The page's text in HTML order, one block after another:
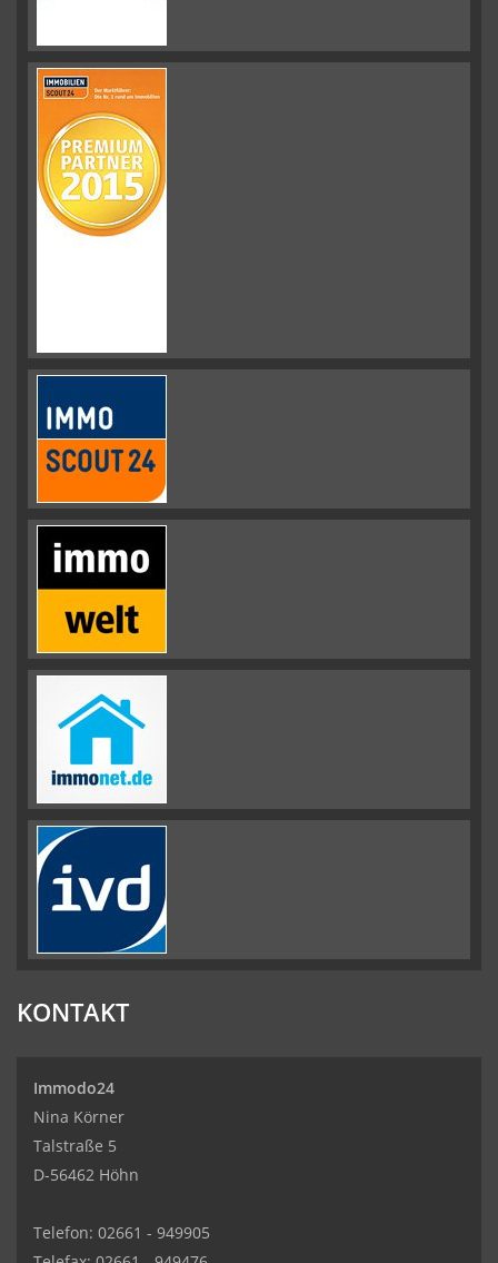
KONTAKT
Immodo24
Nina Körner
Talstraße 5
D-56462 Höhn
Telefon: 02661 - 949905